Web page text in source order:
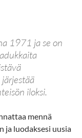
1971 ja se on
iloksi.
mennä
ja luodaksesi uusia